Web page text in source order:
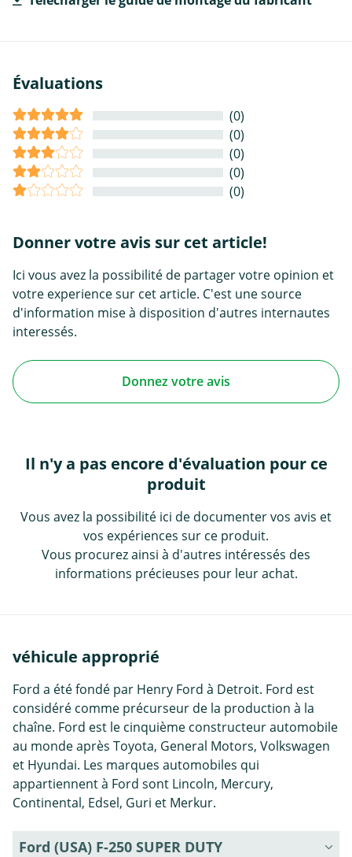
Évaluations
(0)
(0)
(0)
(0)
(0)
Donner votre avis sur cet article!
Ici vous avez la possibilité de partager votre opinion et
votre experience sur cet article. C'est une source
d'information mise à disposition d'autres internautes
interessés.
Donnez votre avis
Il n'y a pas encore d'évaluation pour ce
produit
Vous avez la possibilité ici de documenter vos avis et
vos expériences sur ce produit.
Vous procurez ainsi à d'autres intéressés des
informations précieuses pour leur achat.
véhicule approprié
Ford a été fondé par Henry Ford à Detroit. Ford est
considéré comme précurseur de la production à la
chaîne. Ford est le cinquième constructeur automobile
au monde après Toyota, General Motors, Volkswagen
et Hyundai. Les marques automobiles qui
appartiennent à Ford sont Lincoln, Mercury,
Continental, Edsel, Guri et Merkur.
Ford (USA) F-250 SUPER DUTY